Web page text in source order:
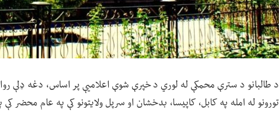
تورونو له امله په کابل، کاپیسا، بدخشان او سرپل ولایتونو کې په عام محضر